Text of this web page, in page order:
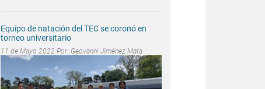
Equipo de natación del TEC se coronó en
torneo universitario
11 de Mayo 2022 Por: Geovanni Jiménez Mata